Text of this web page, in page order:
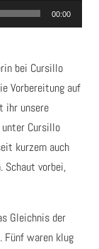
00:00
bei Cursillo
Vorbereitung auf
ihr unsere
Cursillo
kurzem auch
Schaut vorbei,
Gleichnis der
Fünf waren klug